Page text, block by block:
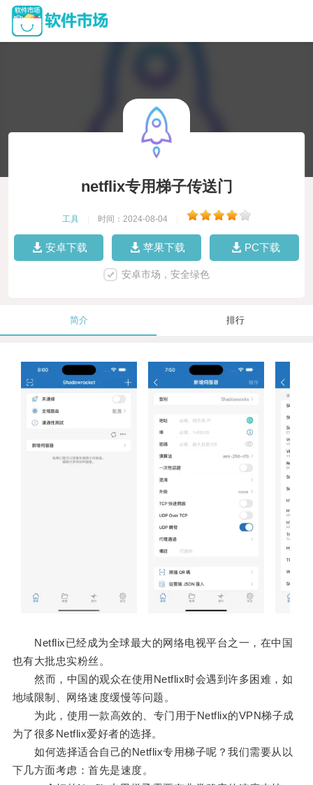
netflix专用梯子传送门
工具 时间：2024-08-04
安卓下载 苹果下载 PC下载
安卓市场，安全绿色
简介 排行
Netflix已经成为全球最大的网络电视平台之一，在中国
也有大批忠实粉丝。
然而，中国的观众在使用Netflix时会遇到许多困难，如
地域限制、网络速度缓慢等问题。
为此，使用一款高效的、专门用于Netflix的VPN梯子成
为了很多Netflix爱好者的选择。
如何选择适合自己的Netflix专用梯子呢？我们需要从以
下几方面考虑：首先是速度。